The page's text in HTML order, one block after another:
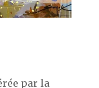
par la